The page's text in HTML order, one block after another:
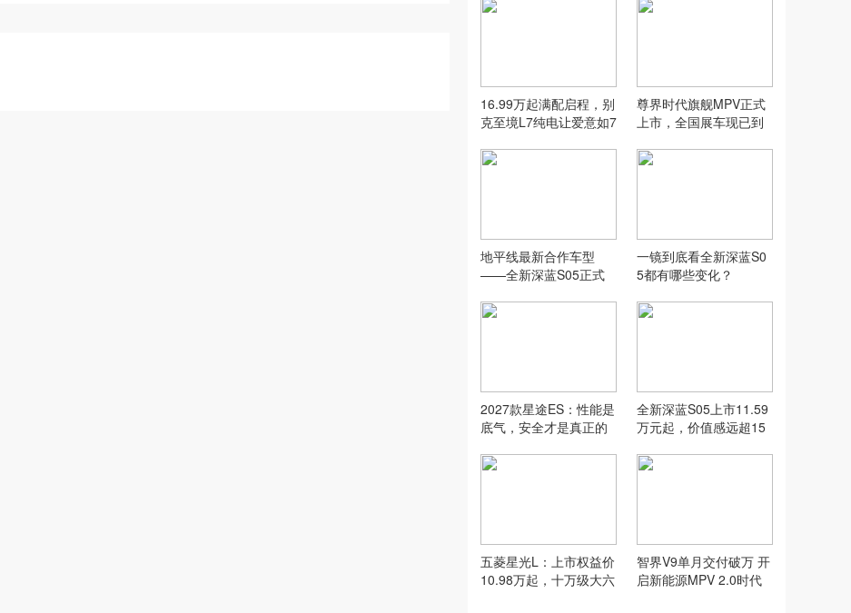
16.99万起满配启程，别
克至境L7纯电让爱意如7
尊界时代旗舰MPV正式
上市，全国展车现已到
地平线最新合作车型
——全新深蓝S05正式
一镜到底看全新深蓝S0
5都有哪些变化？
2027款星途ES：性能是
底气，安全才是真正的
全新深蓝S05上市11.59
万元起，价值感远超15
五菱星光L：上市权益价
10.98万起，十万级大六
智界V9单月交付破万 开
启新能源MPV 2.0时代